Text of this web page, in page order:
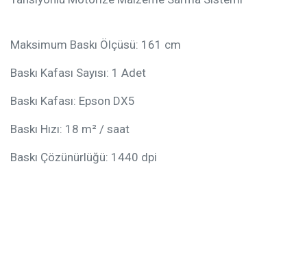
Maksimum Baskı Ölçüsü: 161 cm
Baskı Kafası Sayısı: 1 Adet
Baskı Kafası: Epson DX5
Baskı Hızı: 18 m² / saat
Baskı Çözünürlüğü: 1440 dpi